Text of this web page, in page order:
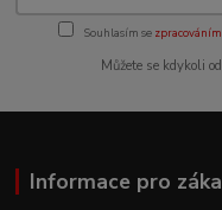
Souhlasím se
Můžete se kdykoli
Informace pro